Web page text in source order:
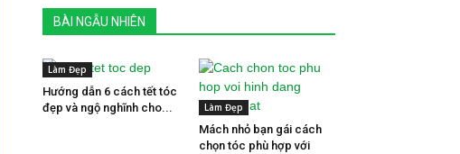
BÀI NGẪU NHIÊN
Làm Đẹp
Hướng dẫn 6 cách tết tóc
đẹp và ngộ nghĩnh cho...
Làm Đẹp
Mách nhỏ bạn gái cách
chọn tóc phù hợp với